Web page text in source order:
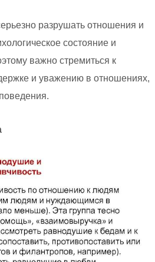
разрушать отношения и
состояние и
важно стремиться к
и уважению в отношениях,